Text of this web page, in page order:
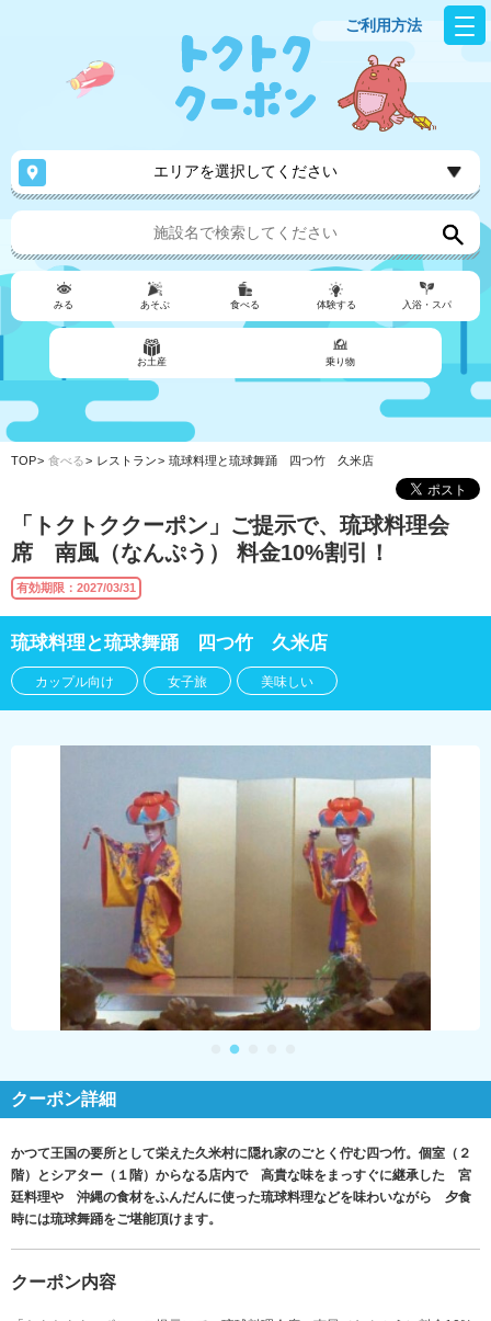
ご利用方法
エリアを選択してください
みる あそぶ 食べる 体験する 入浴・スパ
お土産 乗り物
TOP 食べる レストラン 琉球料理と琉球舞踊 四つ竹 久米店
「トクトククーポン」ご提示で、琉球料理会
席 南風（なんぷう） 料金10%割引！
有効期限：2027/03/31
琉球料理と琉球舞踊 四つ竹 久米店
カップル向け 女子旅 美味しい
クーポン詳細
かつて王国の要所として栄えた久米村に隠れ家のごとく佇む四つ竹。個室（２
階）とシアター（１階）からなる店内で 高貴な味をまっすぐに継承した 宮
廷料理や 沖縄の食材をふんだんに使った琉球料理などを味わいながら 夕食
時には琉球舞踊をご堪能頂けます。
クーポン内容